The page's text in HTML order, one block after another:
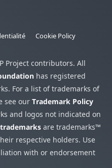
Cookie Policy
Project contributors. All
has registered
For a list of trademarks of
see our Trademark Policy
and logos not indicated on
are trademarks™
respective holders. Use
with or endorsement